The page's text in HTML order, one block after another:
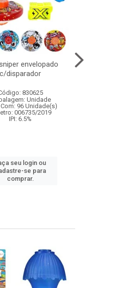
envelopado
c/disparador
830625
Unidade
96 Unidade(s)
006735/2019
IPI: 6.5%
seu login ou
se para
comprar.